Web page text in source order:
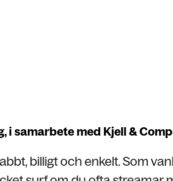
i samarbete med Kjell &
billigt och enkelt. Som